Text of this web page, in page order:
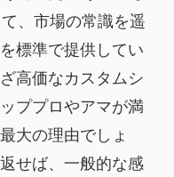
、市場の常識を遥
標準で提供してい
高価なカスタムシ
ププロやアマが満
大の理由でしょ
せば、 一般的な感